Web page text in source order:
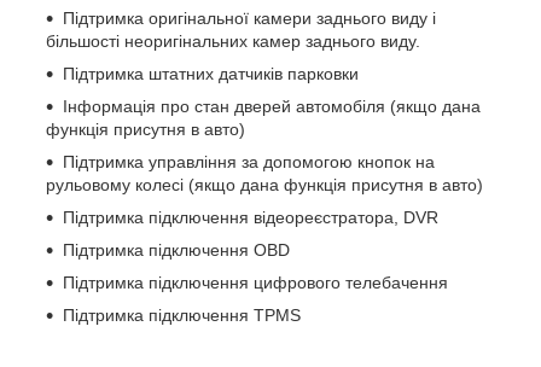
Підтримка оригінальної камери заднього виду і
більшості неоригінальних камер заднього виду.
Підтримка штатних датчиків парковки
Інформація про стан дверей автомобіля (якщо дана
функція присутня в авто)
Підтримка управління за допомогою кнопок на
рульовому колесі (якщо дана функція присутня в авто)
Підтримка підключення відеореєстратора, DVR
Підтримка підключення OBD
Підтримка підключення цифрового телебачення
Підтримка підключення TPMS